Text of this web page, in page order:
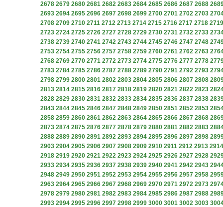
2678 2679 2680 2681 2682 2683 2684 2685 2686 2687 2688
2693 2694 2695 2696 2697 2698 2699 2700 2701 2702 2703
2708 2709 2710 2711 2712 2713 2714 2715 2716 2717 2718 2719
2723 2724 2725 2726 2727 2728 2729 2730 2731 2732 2733
2738 2739 2740 2741 2742 2743 2744 2745 2746 2747 2748
2753 2754 2755 2756 2757 2758 2759 2760 2761 2762 2763
2768 2769 2770 2771 2772 2773 2774 2775 2776 2777 2778
2783 2784 2785 2786 2787 2788 2789 2790 2791 2792 2793
2798 2799 2800 2801 2802 2803 2804 2805 2806 2807 2808
2813 2814 2815 2816 2817 2818 2819 2820 2821 2822 2823
2828 2829 2830 2831 2832 2833 2834 2835 2836 2837 2838
2843 2844 2845 2846 2847 2848 2849 2850 2851 2852 2853
2858 2859 2860 2861 2862 2863 2864 2865 2866 2867 2868
2873 2874 2875 2876 2877 2878 2879 2880 2881 2882 2883
2888 2889 2890 2891 2892 2893 2894 2895 2896 2897 2898
2903 2904 2905 2906 2907 2908 2909 2910 2911 2912 2913 2914
2918 2919 2920 2921 2922 2923 2924 2925 2926 2927 2928
2933 2934 2935 2936 2937 2938 2939 2940 2941 2942 2943
2948 2949 2950 2951 2952 2953 2954 2955 2956 2957 2958
2963 2964 2965 2966 2967 2968 2969 2970 2971 2972 2973
2978 2979 2980 2981 2982 2983 2984 2985 2986 2987 2988
2993 2994 2995 2996 2997 2998 2999 3000 3001 3002 3003